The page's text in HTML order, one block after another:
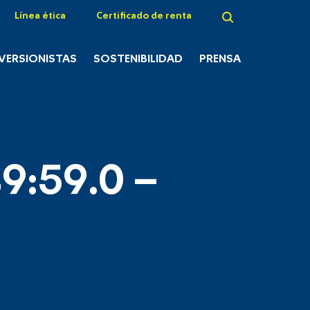
Línea ética Certificado de renta
SOSTENIBILIDAD PRENSA
–